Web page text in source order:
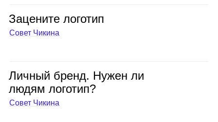
Заце­ните лого­тип
Совет Чикина
Лич­ный бренд. Нужен ли
людям лого­тип?
Совет Чикина